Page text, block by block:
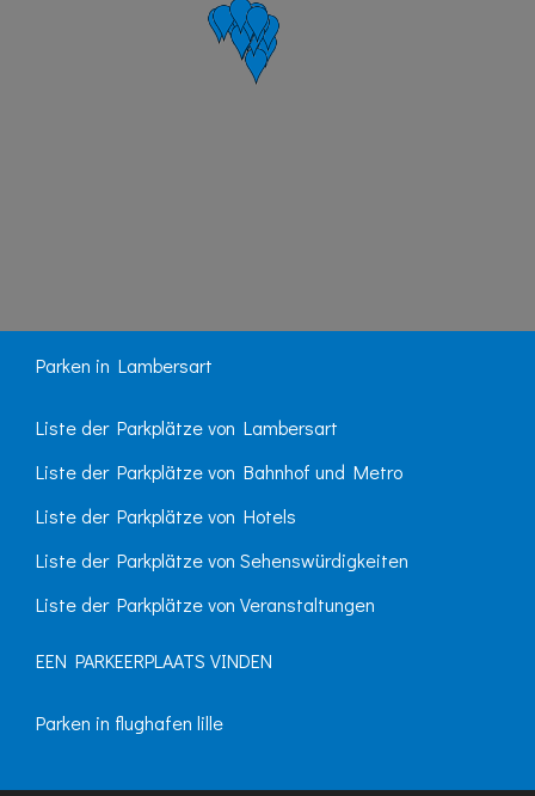
Parken in Lambersart
Liste der Parkplätze von Lambersart
Liste der Parkplätze von Bahnhof und Metro
Liste der Parkplätze von Hotels
Liste der Parkplätze von Sehenswürdigkeiten
Liste der Parkplätze von Veranstaltungen
EEN PARKEERPLAATS VINDEN
Parken in flughafen lille